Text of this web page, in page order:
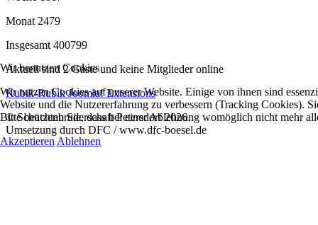
Monat 2479
Insgesamt 400799
Aktuell sind 2 Gäste und keine Mitglieder online
Kubik-Rubik Joomla! Extensions
© Schützenbruderschaft Petersdorf 2026
Umsetzung durch DFC / www.dfc-boesel.de
Wir benutzen Cookies
Wir nutzen Cookies auf unserer Website. Einige von ihnen sind
Website und die Nutzererfahrung zu verbessern (Tracking Cookies).
Bitte beachten Sie, dass bei einer Ablehnung womöglich nicht mehr
Akzeptieren Ablehnen